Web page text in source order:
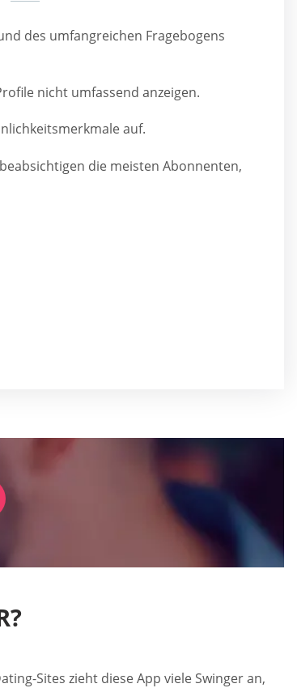
des umfangreichen Fragebogens
nicht umfassend anzeigen.
auf.
die meisten Abonnenten,
Sites zieht diese App viele Swinger an,